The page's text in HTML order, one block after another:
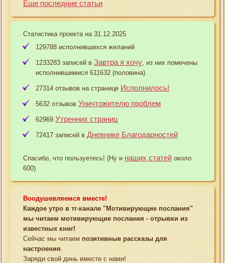
Еще последние статьи
Статистика проекта на 31.12.2025
129788 исполнившихся желаний
1233283 записей в Завтра я хочу , из них помечены
исполнившимися 611632 (половина)
27314 отзывов на странице Исполнилось!
5632 отзывов Уничтожителю проблем
62969 Утренних страниц
72417 записей в Дневнике Благодарностей
Спасибо, что пользуетесь! (Ну и наших статей около
600)
Воодушевляемся вместе!
Каждое утро в тг-канале "Мотивирующие послания"
мы читаем мотивирующие послания - отрывки из
известных книг!
Сейчас мы читаем позитивные рассказы для
настроения
Заряди свой день вместе с нами!